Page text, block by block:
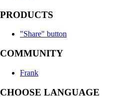
PRODUCTS
"Share" button
COMMUNITY
Frank
CHOOSE LANGUAGE